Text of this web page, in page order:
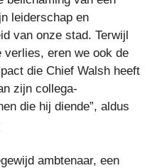
leiderschap en
van onze stad. Terwijl
verlies, eren we ook de
die Chief Walsh heeft
zijn collega-
die hij diende”, aldus
ambtenaar, een